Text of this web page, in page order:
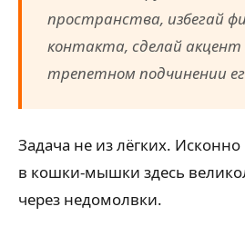
пространства, избегай
контакта, сделай акцент
трепетном подчинении
Задача не из лёгких. Исконно
в кошки-мышки здесь
через недомолвки.